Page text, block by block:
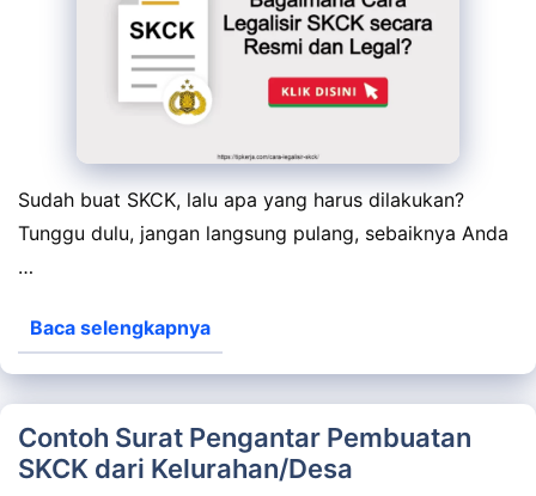
Sudah buat SKCK, lalu apa yang harus dilakukan?
Tunggu dulu, jangan langsung pulang, sebaiknya Anda
…
Baca selengkapnya
Contoh Surat Pengantar Pembuatan
SKCK dari Kelurahan/Desa